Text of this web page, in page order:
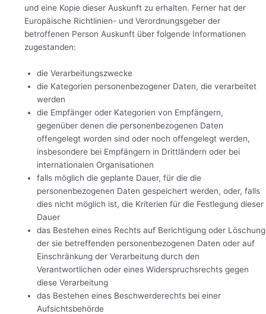
und eine Kopie dieser Auskunft zu erhalten. Ferner hat der
Europäische Richtlinien- und Verordnungsgeber der
betroffenen Person Auskunft über folgende Informationen
zugestanden:
die Verarbeitungszwecke
die Kategorien personenbezogener Daten, die verarbeitet
werden
die Empfänger oder Kategorien von Empfängern,
gegenüber denen die personenbezogenen Daten
offengelegt worden sind oder noch offengelegt werden,
insbesondere bei Empfängern in Drittländern oder bei
internationalen Organisationen
falls möglich die geplante Dauer, für die die
personenbezogenen Daten gespeichert werden, oder, falls
dies nicht möglich ist, die Kriterien für die Festlegung dieser
Dauer
das Bestehen eines Rechts auf Berichtigung oder Löschung
der sie betreffenden personenbezogenen Daten oder auf
Einschränkung der Verarbeitung durch den
Verantwortlichen oder eines Widerspruchsrechts gegen
diese Verarbeitung
das Bestehen eines Beschwerderechts bei einer
Aufsichtsbehörde